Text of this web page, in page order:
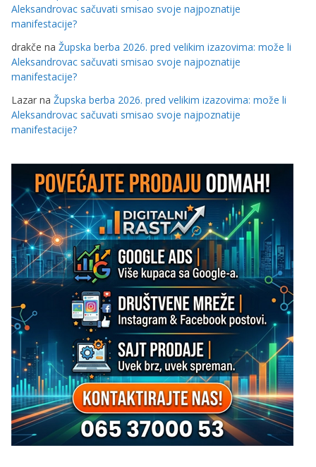
Aleksandrovac sačuvati smisao svoje najpoznatije
manifestacije?
drakče na Župska berba 2026. pred velikim izazovima: može li
Aleksandrovac sačuvati smisao svoje najpoznatije
manifestacije?
Lazar na Župska berba 2026. pred velikim izazovima: može li
Aleksandrovac sačuvati smisao svoje najpoznatije
manifestacije?